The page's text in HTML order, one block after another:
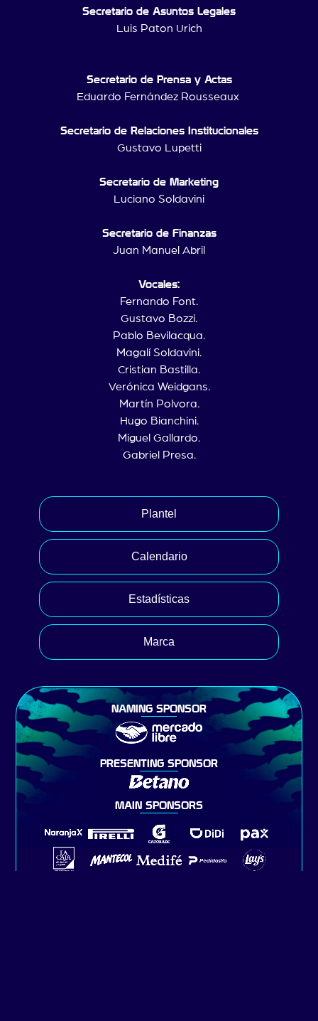
Plantel
Calendario
Estadísticas
Marca
Secretario de Asuntos Legales
Luis Paton Urich
Secretario de Prensa y Actas
Eduardo Fernández Rousseaux
Secretario de Relaciones Institucionales
Gustavo Lupetti
Secretario de Marketing
Luciano Soldavini
Secretario de Finanzas
Juan Manuel Abril
Vocales:
Fernando Font.
Gustavo Bozzi.
Pablo Bevilacqua.
Magalí Soldavini.
Cristian Bastilla.
Verónica Weidgans.
Martín Polvora.
Hugo Bianchini.
Miguel Gallardo.
Gabriel Presa.
NAMING SPONSOR
PRESENTING SPONSOR
MAIN SPONSORS